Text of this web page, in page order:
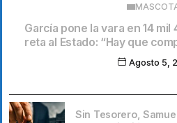
García pone la vara en 14
reta al Estado: “Hay que
Agosto 5,
Sin Tesorero,